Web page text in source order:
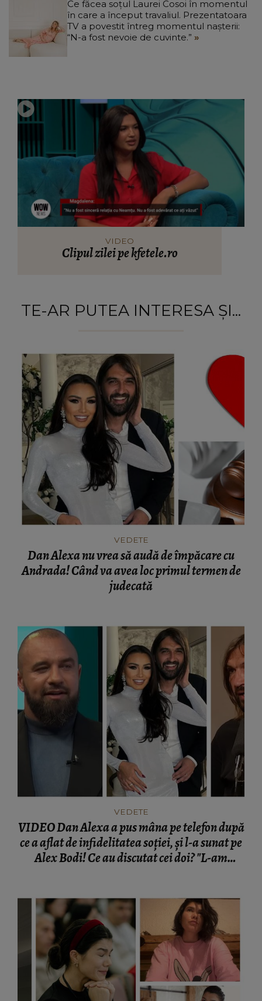
Ce făcea soțul Laurei Cosoi în momentul
în care a început travaliul. Prezentatoara
TV a povestit întreg momentul nașterii:
“N-a fost nevoie de cuvinte.”
VIDEO
Clipul zilei pe kfetele.ro
TE-AR PUTEA INTERESA ȘI...
VEDETE
Dan Alexa nu vrea să audă de împăcare cu
Andrada! Când va avea loc primul termen de
judecată
VEDETE
VIDEO Dan Alexa a pus mâna pe telefon după
ce a aflat de infidelitatea soției, și l-a sunat pe
Alex Bodi! Ce au discutat cei doi? "L-am